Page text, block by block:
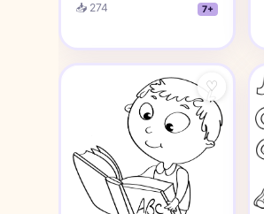
📥 274 7+
♡